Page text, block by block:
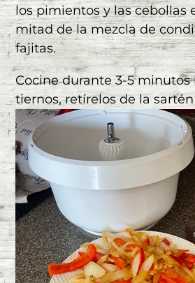
los pimientos y las cebollas
mitad de la mezcla de
fajitas.
Cocine durante 3-5 minutos
tiernos, retírelos de la